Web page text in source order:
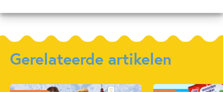
Gerelateerde artikelen